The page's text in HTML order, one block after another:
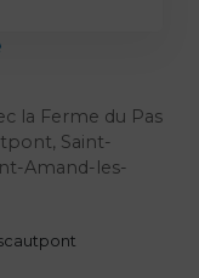
la Ferme du Pas
Saint-
Amand-les-